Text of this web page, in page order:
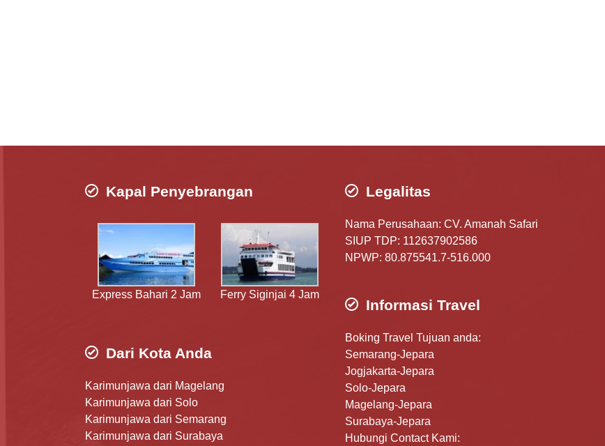
Kapal Penyebrangan
Express Bahari 2 Jam Ferry Siginjai 4 Jam
Dari Kota Anda
Karimunjawa dari Magelang
Karimunjawa dari Solo
Karimunjawa dari Semarang
Karimunjawa dari Surabaya
Legalitas
Nama Perusahaan: CV. Amanah Safari
SIUP TDP: 112637902586
NPWP: 80.875541.7-516.000
Informasi Travel
Boking Travel Tujuan anda:
Semarang-Jepara
Jogjakarta-Jepara
Solo-Jepara
Magelang-Jepara
Surabaya-Jepara
Hubungi Contact Kami: